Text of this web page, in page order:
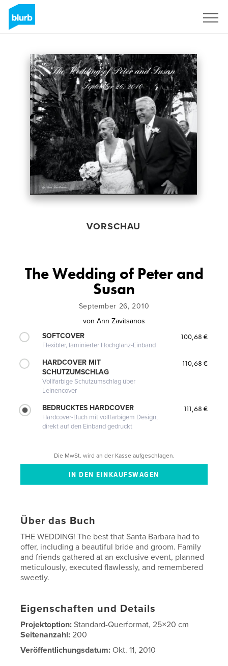
VORSCHAU
The Wedding of Peter and
Susan
September 26, 2010
von Ann Zavitsanos
SOFTCOVER
Flexibler, laminierter Hochglanz-Einband
100,68 €
HARDCOVER MIT
SCHUTZUMSCHLAG
Vollfarbige Schutzumschlag über
Leinencover
110,68 €
BEDRUCKTES HARDCOVER
Hardcover-Buch mit vollfarbigem Design,
direkt auf den Einband gedruckt
111,68 €
Die MwSt. wird an der Kasse aufgeschlagen.
Über das Buch
THE WEDDING! The best that Santa Barbara had to
offer, including a beautiful bride and groom. Family
and friends gathered at an exclusive event, planned
meticulously, executed flawlessly, and remembered
sweetly.
Eigenschaften und Details
Projektoption:Standard-Querformat, 25×20 cm
Seitenanzahl:200
Veröffentlichungsdatum: Okt. 11, 2010